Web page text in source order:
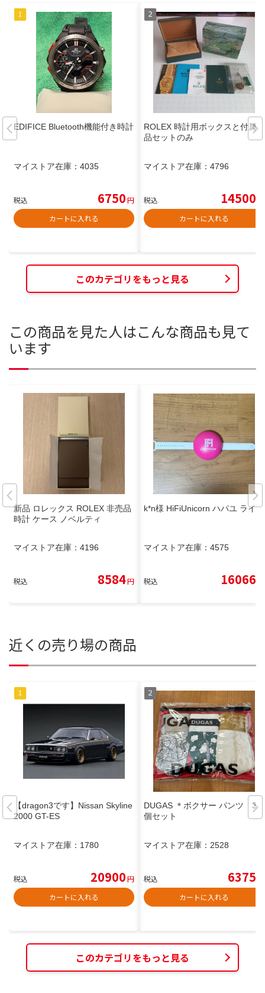
EDIFICE Bluetooth機能付き時計
マイストア在庫： 4035
税込 6750円
カートに入れる
ROLEX 時計用ボックスと付属
品セットのみ
マイストア在庫： 4796
税込 14500
カートに入れる
このカテゴリをもっと見る
この商品を見た人はこんな商品も見て
います
新品 ロレックス ROLEX 非売品
時計 ケース ノベルティ
マイストア在庫： 4196
税込 8584円
k*n様 HiFiUnicorn ハパユ ライト
マイストア在庫： 4575
税込 16066
近くの売り場の商品
【dragon3です】Nissan Skyline
2000 GT-ES
マイストア在庫： 1780
税込 20900円
カートに入れる
DUGAS ＊ボクサー パンツ 3
個セット
マイストア在庫： 2528
税込 6375
カートに入れる
このカテゴリをもっと見る